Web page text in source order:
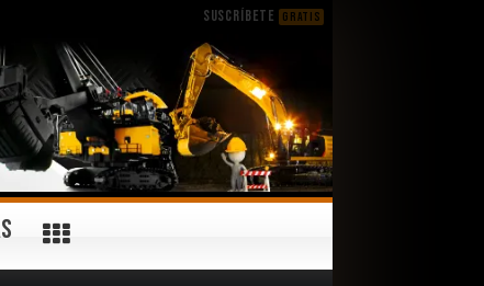
SUSCRÍBETE GRATIS